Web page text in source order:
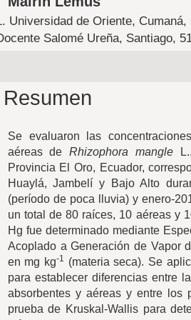
Universidad de Oriente, Cumaná,
Salomé Ureña, Santiago,
Resumen
Se evaluaron las
aéreas deRhizophora mangleL.,
Provincia El Oro, Ecuador,
Huaylá, Jambelí y Bajo Alto
(período de poca lluvia) y enero-
un total de 80 raíces, 10 aéreas y
Hg fue determinado mediante
Acoplado a Generación de Vapor
en mg kg-1 (materia seca). Se
para establecer diferencias entre
absorbentes y aéreas y entre los
prueba de Kruskal-Wallis para